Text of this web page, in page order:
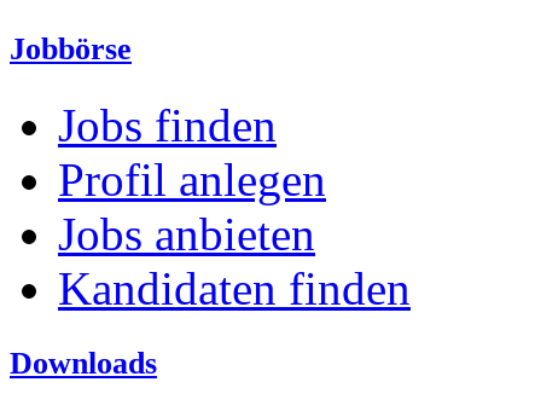
Jobbörse
Jobs finden
Profil anlegen
Jobs anbieten
Kandidaten finden
Downloads